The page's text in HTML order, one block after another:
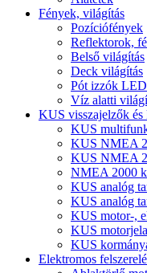
Fények, világítás
Pozíciófények
Reflektorok,
Belső világítás
Deck világítás
Pót izzók
Víz alatti
KUS visszajelzők és
KUS
KUS NMEA
KUS NMEA
NMEA 2000
KUS analóg
KUS analóg
KUS motor-,
KUS
KUS
Elektromos